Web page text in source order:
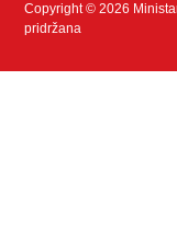
Copyright © 2026
pridržana